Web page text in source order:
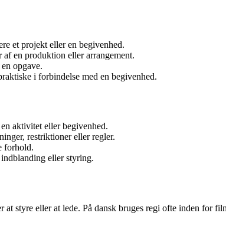
et projekt eller en begivenhed.
en produktion eller arrangement.
opgave.
i forbindelse med en begivenhed.
aktivitet eller begivenhed.
restriktioner eller regler.
forhold.
eller styring.
at styre eller at lede. På dansk bruges regi ofte inden for